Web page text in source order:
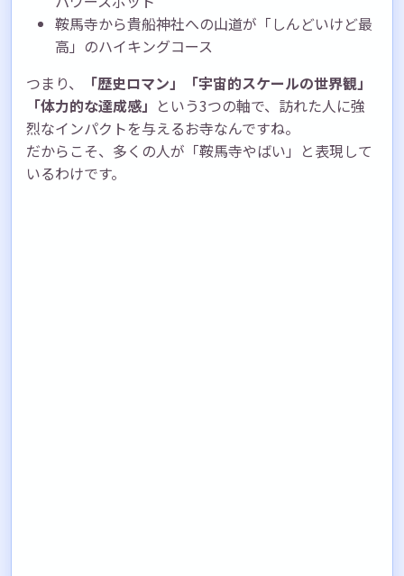
鞍馬寺から貴船神社への山道が「しんどいけど最
高」のハイキングコース
つまり、
「歴史ロマン」「宇宙的スケールの世界観」
「体力的な達成感」 という3つの軸で、訪れた人に強
烈なインパクトを与えるお寺なんですね。
だからこそ、多くの人が「鞍馬寺やばい」と表現して
いるわけです。